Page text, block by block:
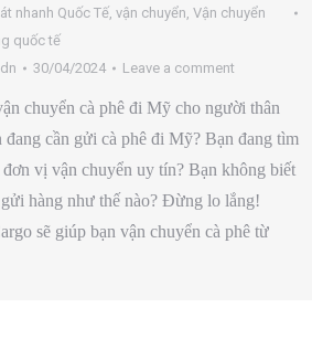
nhanh Quốc Tế, vận chuyển, Vận chuyển
quốc tế
30/04/2024 Leave a comment
chuyển cà phê đi Mỹ cho người thân
đang cần gửi cà phê đi Mỹ? Bạn đang tìm
vị vận chuyển uy tín? Bạn không biết
hàng như thế nào? Đừng lo lắng!
sẽ giúp bạn vận chuyển cà phê từ